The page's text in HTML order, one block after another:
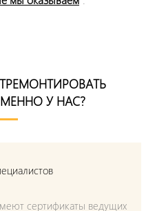
У НАС?
сертификаты ведущих